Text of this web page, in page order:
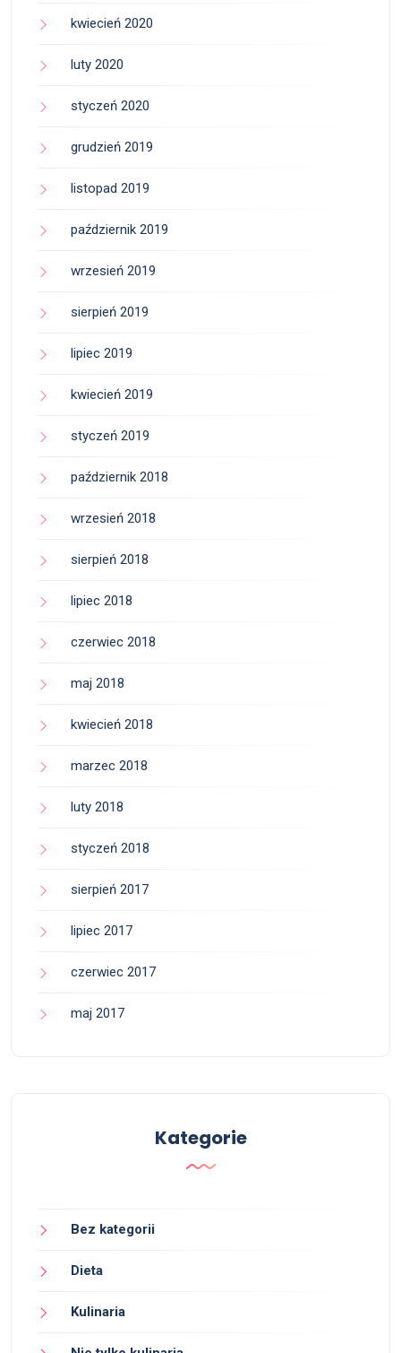
kwiecień 2020
luty 2020
styczeń 2020
grudzień 2019
listopad 2019
październik 2019
wrzesień 2019
sierpień 2019
lipiec 2019
kwiecień 2019
styczeń 2019
październik 2018
wrzesień 2018
sierpień 2018
lipiec 2018
czerwiec 2018
maj 2018
kwiecień 2018
marzec 2018
luty 2018
styczeń 2018
sierpień 2017
lipiec 2017
czerwiec 2017
maj 2017
Kategorie
Bez kategorii
Dieta
Kulinaria